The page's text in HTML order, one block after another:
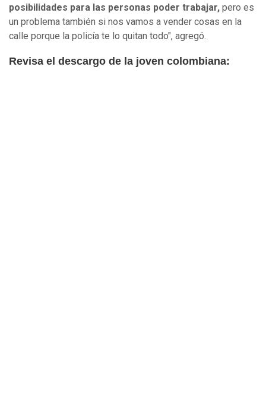
posibilidades para las personas poder trabajar, pero es
un problema también si nos vamos a vender cosas en la
calle porque la policía te lo quitan todo", agregó.
Revisa el descargo de la joven colombiana: